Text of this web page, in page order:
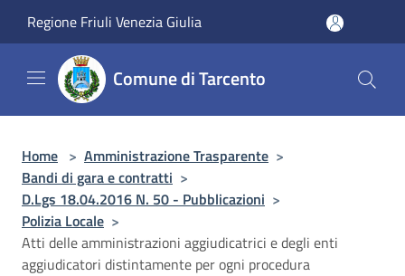
Regione Friuli Venezia Giulia
Comune di Tarcento
Home > Amministrazione Trasparente >
Bandi di gara e contratti >
D.Lgs 18.04.2016 N. 50 - Pubblicazioni >
Polizia Locale >
Atti delle amministrazioni aggiudicatrici e degli enti
aggiudicatori distintamente per ogni procedura